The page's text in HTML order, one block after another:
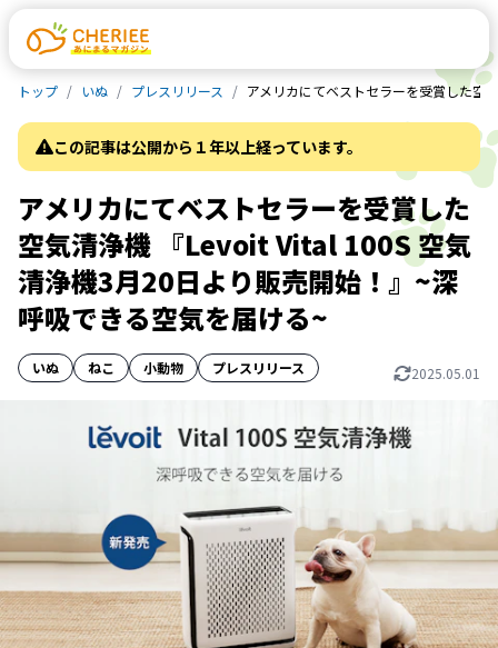
トップ いぬ プレスリリース アメリカにてベストセラーを受賞した空
この記事は公開から１年以上経っています。
アメリカにてベストセラーを受賞した
空気清浄機 『Levoit Vital 100S 空気
清浄機3月20日より販売開始！』~深
呼吸できる空気を届ける~
いぬ ねこ 小動物 プレスリリース 2025.05.01